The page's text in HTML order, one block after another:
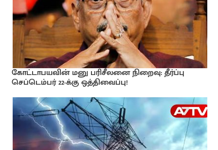
கோட்டாபயவின் மனு பரிசீலனை நிறைவு: தீர்ப்பு
செப்டெம்பர் 22-க்கு ஒத்திவைப்பு!